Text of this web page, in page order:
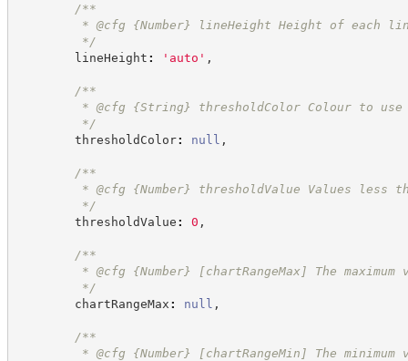
/**
* @cfg {Number}
lineHeight Height of each
*/
lineHeight : ' auto ' ,
/**
* @cfg {String}
thresholdColor Colour to
*/
thresholdColor: null ,
/**
* @cfg {Number}
thresholdValue Values less
*/
thresholdValue : 0 ,
/**
* @cfg {Number}
[chartRangeMax] The
*/
chartRangeMax : null ,
/**
* @cfg {Number}
[chartRangeMin] The